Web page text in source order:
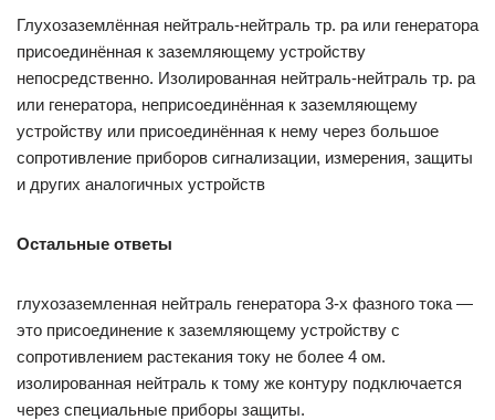
Глухозаземлённая нейтраль-нейтраль тр. ра или генератора
присоединённая к заземляющему устройству
непосредственно. Изолированная нейтраль-нейтраль тр. ра
или генератора, неприсоединённая к заземляющему
устройству или присоединённая к нему через большое
сопротивление приборов сигнализации, измерения, защиты
и других аналогичных устройств
Остальные ответы
глухозаземленная нейтраль генератора 3-х фазного тока —
это присоединение к заземляющему устройству с
сопротивлением растекания току не более 4 ом.
изолированная нейтраль к тому же контуру подключается
через специальные приборы защиты.